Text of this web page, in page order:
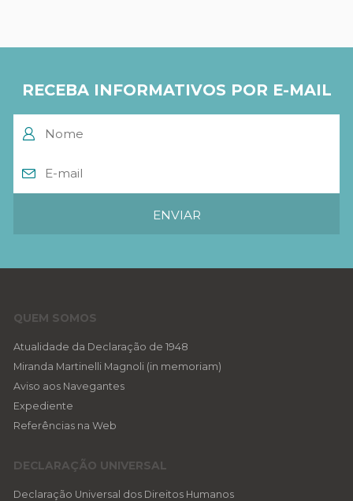
RECEBA INFORMATIVOS POR E-MAIL
QUEM SOMOS
Atualidade da Declaração de 1948
Miranda Martinelli Magnoli (in memoriam)
Aviso aos Navegantes
Expediente
Referências na Web
DECLARAÇÃO UNIVERSAL
Declaração Universal dos Direitos Humanos